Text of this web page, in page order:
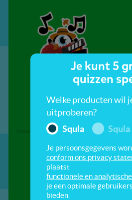
Herfst in het grote
Je kunt 5
quizzen
Welke producten wil
uitproberen?
Squla
Squla
Je persoonsgegevens
conform ons privacy
plaatst
functionele en
je een optimale
bieden.